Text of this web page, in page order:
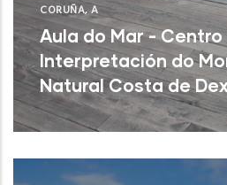
CORUÑA, A
Aula do Mar - Centro
Interpretación do
Natural Costa de
Oleiros (A Coruña)